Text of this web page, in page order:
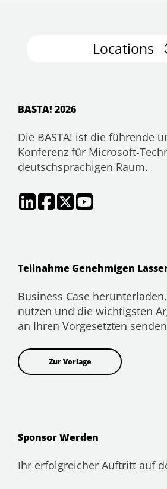
Locations
BASTA! 2026
Die BASTA! ist die führende
Konferenz für Microsoft-
deutschsprachigen Raum.
Teilnahme Genehmigen
Business Case
nutzen und die wichtigsten
an Ihren Vorgesetzten
Zur Vorlage
Sponsor Werden
Ihr erfolgreicher Auftritt auf